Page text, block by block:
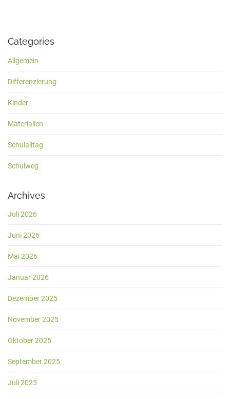
Categories
Allgemein
Differenzierung
Kinder
Materialien
Schulalltag
Schulweg
Archives
Juli 2026
Juni 2026
Mai 2026
Januar 2026
Dezember 2025
November 2025
Oktober 2025
September 2025
Juli 2025